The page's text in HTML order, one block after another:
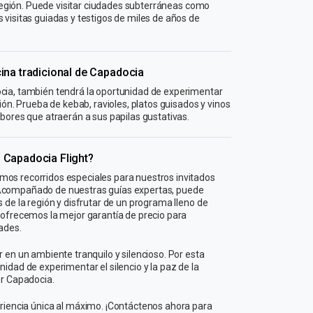
Puede visitar ciudades subterráneas como
visitas guiadas y testigos de miles de años de
tradicional de Capadocia
también tendrá la oportunidad de experimentar
Prueba de kebab, ravioles, platos guisados ​​y vinos
que atraerán a sus papilas gustativas.
Flight?
recorridos especiales para nuestros invitados
de nuestras guías expertas, puede
la región y disfrutar de un programa lleno de
la mejor garantía de precio para
en un ambiente tranquilo y silencioso. Por esta
de experimentar el silencio y la paz de la
Capadocia.
única al máximo. ¡Contáctenos ahora para